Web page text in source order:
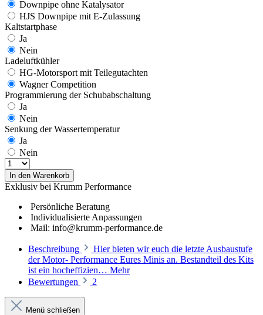
Downpipe ohne Katalysator
HJS Downpipe mit E-Zulassung
Kaltstartphase
Ja
Nein
Ladeluftkühler
HG-Motorsport mit Teilegutachten
Wagner Competition
Programmierung der Schubabschaltung
Ja
Nein
Senkung der Wassertemperatur
Ja
Nein
In den Warenkorb
Exklusiv bei Krumm Performance
Persönliche Beratung
Individualisierte Anpassungen
Mail: info@krumm-performance.de
Beschreibung
Hier bieten wir euch die letzte Ausbaustufe
der Motor- Performance Eures Minis an. Bestandteil des Kits
ist ein hocheffizien… Mehr
Bewertungen
2
Menü schließen